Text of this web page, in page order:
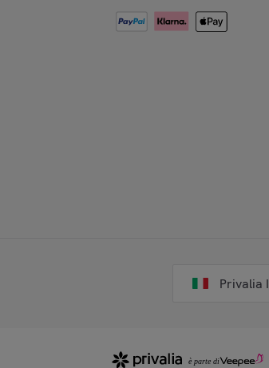
Privalia